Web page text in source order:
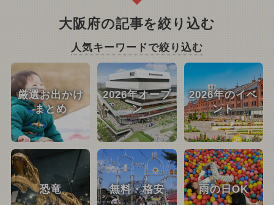
大阪府の記事を絞り込む
人気キーワードで絞り込む
厳選お出かけ
まとめ
2026年オープ
ン
2026年のイベ
ント
恐竜 無料・格安 雨の日OK